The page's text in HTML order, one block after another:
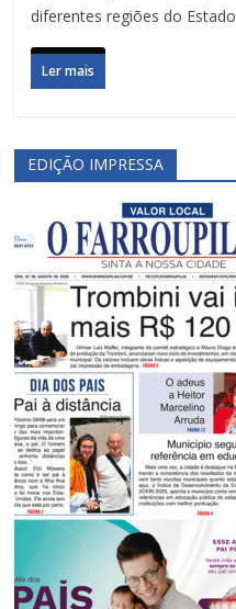
diferentes regiões do Estado
Ler mais
EDIÇÃO IMPRESSA